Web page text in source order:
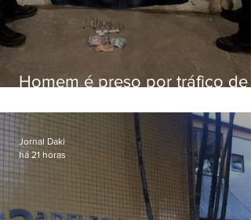
Homem é preso por tráfico de
Jornal Daki
há 21 horas